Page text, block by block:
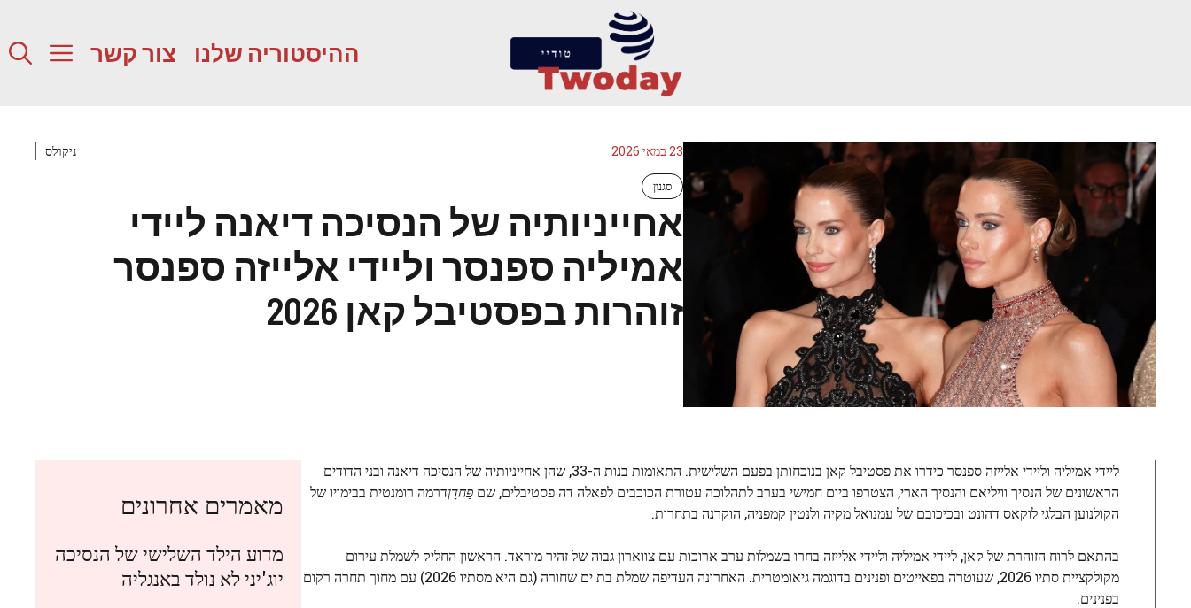
ההיסטוריה שלנו צור קשר
23 במאי 2026 ניקולס
סגנון
אחייניותיה של הנסיכה דיאנה ליידי
אמיליה ספנסר וליידי אלייזה ספנסר
זוהרות בפסטיבל קאן 2026
ליידי אמיליה וליידי אלייזה ספנסר כידרו את פסטיבל קאן בנוכחותן בפעם השלישית. התאומות בנות ה-33, שהן אחייניותיה של הנסיכה דיאנה ובני הדודים
הראשונים של הנסיך וויליאם והנסיך הארי, הצטרפו ביום חמישי בערב לתהלוכה עטורת הכוכבים לפאלה דה פסטיבלים, שם פַּחדָןדרמה רומנטית בבימויו של
הקולנוען הבלגי לוקאס דהונט ובכיכובם של עמנואל מקיה ולנטין קמפניה, הוקרנה בתחרות.
בהתאם לרוח הזוהרת של קאן, ליידי אמיליה וליידי אלייזה בחרו בשמלות ערב ארוכות עם צווארון גבוה של זהיר מוראד. הראשון החליק לשמלת עירום
מקולקציית סתיו 2026, שעוטרה בפאייטים ופנינים בדוגמה גיאומטרית. האחרונה העדיפה שמלת בת ים שחורה (גם היא מסתיו 2026) עם מחוך תחרה רקום
בפנינים.
מאמרים אחרונים
מדוע הילד השלישי של הנסיכה
יוג'יני לא נולד באנגליה